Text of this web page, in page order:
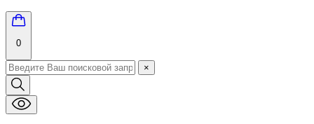
0
×